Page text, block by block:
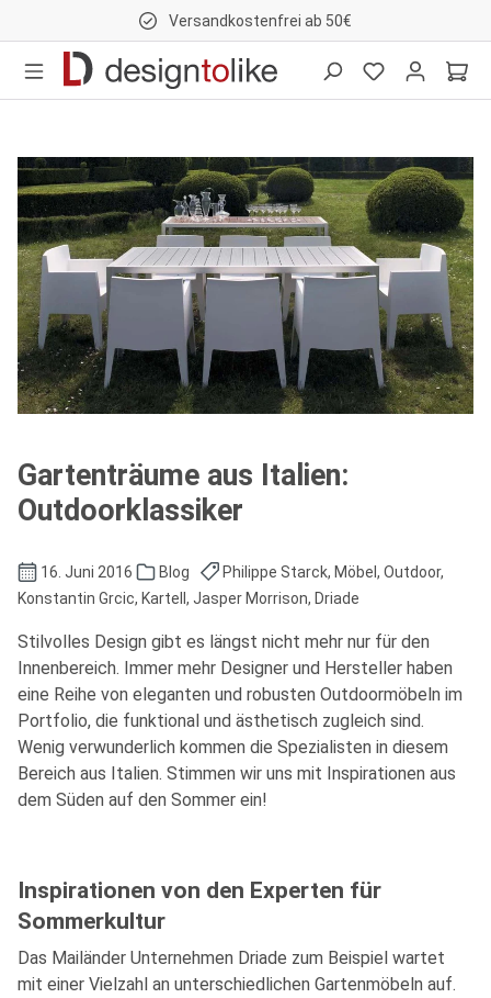
Versandkostenfrei ab 50€
Gartenträume aus Italien:
Outdoorklassiker
16. Juni 2016 Blog
Philippe Starck, Möbel, Outdoor,
Konstantin Grcic, Kartell, Jasper Morrison, Driade
Stilvolles Design gibt es längst nicht mehr nur für den
Innenbereich. Immer mehr Designer und Hersteller haben
eine Reihe von eleganten und robusten Outdoormöbeln im
Portfolio, die funktional und ästhetisch zugleich sind.
Wenig verwunderlich kommen die Spezialisten in diesem
Bereich aus Italien. Stimmen wir uns mit Inspirationen aus
dem Süden auf den Sommer ein!
Inspirationen von den Experten für
Sommerkultur
Das Mailänder Unternehmen Driade zum Beispiel wartet
mit einer Vielzahl an unterschiedlichen Gartenmöbeln auf.